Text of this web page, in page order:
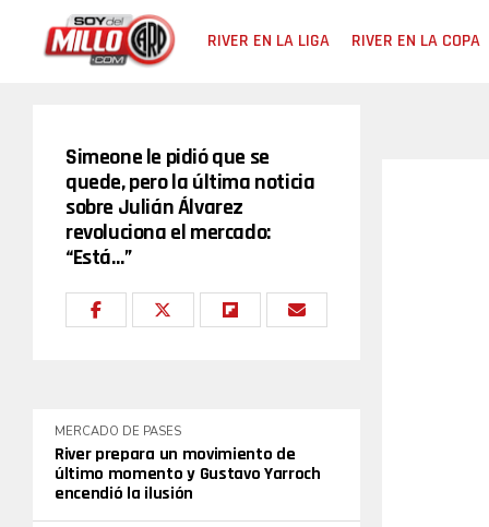
RIVER EN LA LIGA RIVER EN LA COPA
Simeone le pidió que se
quede, pero la última noticia
sobre Julián Álvarez
revoluciona el mercado:
“Está…”
MERCADO DE PASES
River prepara un movimiento de
último momento y Gustavo Yarroch
encendió la ilusión